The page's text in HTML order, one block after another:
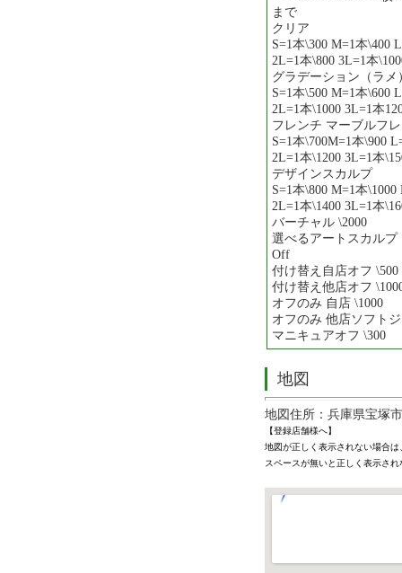
まで
クリア
S=1本\300 M=1本\400
2L=1本\800 3L=1本
グラデーション（ラメ
S=1本\500 M=1本\600
2L=1本\1000 3L=1本
フレンチ マーブルフ
S=1本\700M=1本\900
2L=1本\1200 3L=1本
デザインスカルプ
S=1本\800 M=1本\1000
2L=1本\1400 3L=1本
バーチャル \2000
選べるアートスカルプ
Off
付け替え自店オフ \500
付け替え他店オフ
オフのみ 自店 \1000
オフのみ 他店ソフト
マニキュアオフ \300
地図
地図住所：兵庫県宝塚
【登録店舗様へ】
地図が正しく表示されない場合
スペースが無いと正しく表示さ